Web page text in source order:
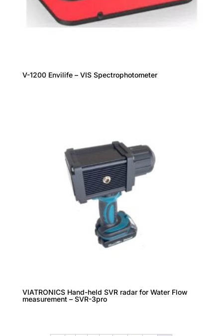
V-1200 Envilife – VIS Spectrophotometer
VIATRONICS Hand-held SVR radar for Water Flow
measurement – SVR-3pro